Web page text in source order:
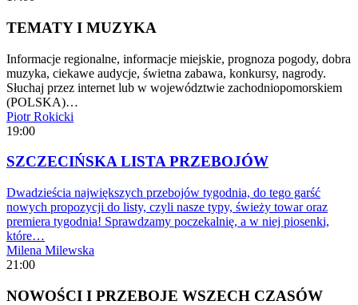
TEMATY I MUZYKA
Informacje regionalne, informacje miejskie, prognoza pogody, dobra
muzyka, ciekawe audycje, świetna zabawa, konkursy, nagrody.
Słuchaj przez internet lub w województwie zachodniopomorskiem
(POLSKA)…
Piotr Rokicki
19:00
SZCZECIŃSKA LISTA PRZEBOJÓW
Dwadzieścia największych przebojów tygodnia, do tego garść
nowych propozycji do listy, czyli nasze typy, świeży towar oraz
premiera tygodnia! Sprawdzamy poczekalnię, a w niej piosenki,
które…
Milena Milewska
21:00
NOWOŚCI I PRZEBOJE WSZECH CZASÓW